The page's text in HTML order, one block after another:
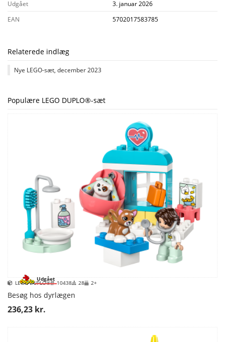
Udgået
3. januar 2026
EAN
5702017583785
Relaterede indlæg
Nye LEGO-sæt, december 2023
Populære LEGO DUPLO®-sæt
Udgået
LEGO DUPLO® 10438 28 2+
Besøg hos dyrlægen
236,23 kr.